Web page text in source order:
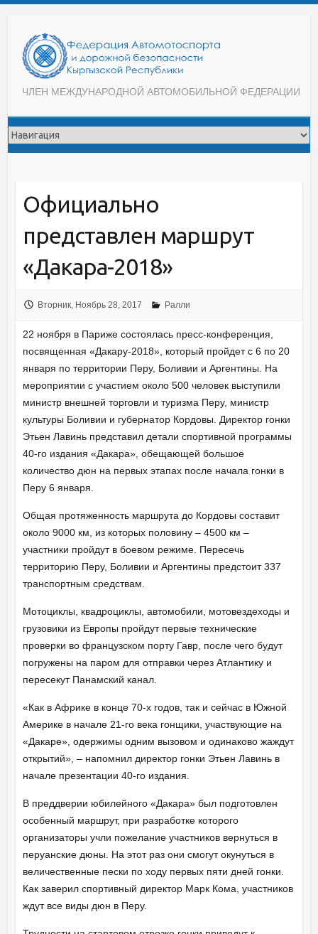
ЧЛЕН МЕЖДУНАРОДНОЙ АВТОМОБИЛЬНОЙ ФЕДЕРАЦИИ
Официально
представлен маршрут
«Дакара-2018»
Вторник, Ноябрь 28, 2017 Ралли
22 ноября в Париже состоялась пресс-конференция,
посвященная «Дакару-2018», который пройдет с 6 по 20
января по территории Перу, Боливии и Аргентины. На
мероприятии с участием около 500 человек выступили
министр внешней торговли и туризма Перу, министр
культуры Боливии и губернатор Кордовы. Директор гонки
Этьен Лавинь представил детали спортивной программы
40-го издания «Дакара», обещающей большое
количество дюн на первых этапах после начала гонки в
Перу 6 января.
Общая протяженность маршрута до Кордовы составит
около 9000 км, из которых половину – 4500 км –
участники пройдут в боевом режиме. Пересечь
территорию Перу, Боливии и Аргентины предстоит 337
транспортным средствам.
Мотоциклы, квадроциклы, автомобили, мотовездеходы и
грузовики из Европы пройдут первые технические
проверки во французском порту Гавр, после чего будут
погружены на паром для отправки через Атлантику и
пересекут Панамский канал.
«Как в Африке в конце 70-х годов, так и сейчас в Южной
Америке в начале 21-го века гонщики, участвующие на
«Дакаре», одержимы одним вызовом и одинаково жаждут
открытий», – напомнил директор гонки Этьен Лавинь в
начале презентации 40-го издания.
В преддверии юбилейного «Дакара» был подготовлен
особенный маршрут, при разработке которого
организаторы учли пожелание участников вернуться в
перуанские дюны. На этот раз они смогут окунуться в
величественные пески по ходу первых пяти дней гонки.
Как заверил спортивный директор Марк Кома, участников
ждут все виды дюн в Перу.